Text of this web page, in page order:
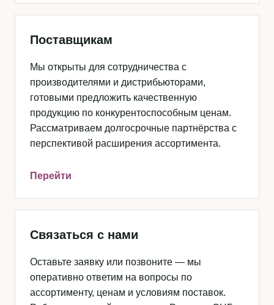
Поставщикам
Мы открыты для сотрудничества с
производителями и дистрибьюторами,
готовыми предложить качественную
продукцию по конкурентоспособным ценам.
Рассматриваем долгосрочные партнёрства с
перспективой расширения ассортимента.
Перейти
Связаться с нами
Оставьте заявку или позвоните — мы
оперативно ответим на вопросы по
ассортименту, ценам и условиям поставок.